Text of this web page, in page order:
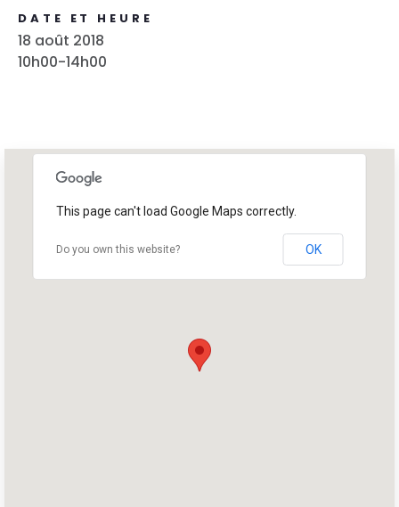
DATE ET HEURE
18 août 2018
10h00-14h00
This page can't load Google Maps correctly.
Do you own this website? OK